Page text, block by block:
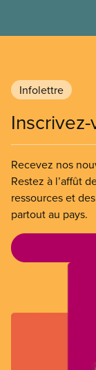
Infolettre
Recevez nos
Restez à l’affût
ressources et
partout au pays.